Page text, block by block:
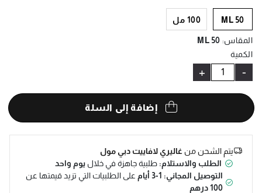
50 ML 100 مل
المقاس:
50 ML
الكمية
-
+
إضافة إلى السلة
يتم الشحن منغاليري لافاييت دبي مول
الطلب والاستلام: طلبية جاهزة في خلال يوم واحد
التوصيل المجاني: 1-3 أيام
على الطلبيات التي تزيد قيمتها عن
100 درهم